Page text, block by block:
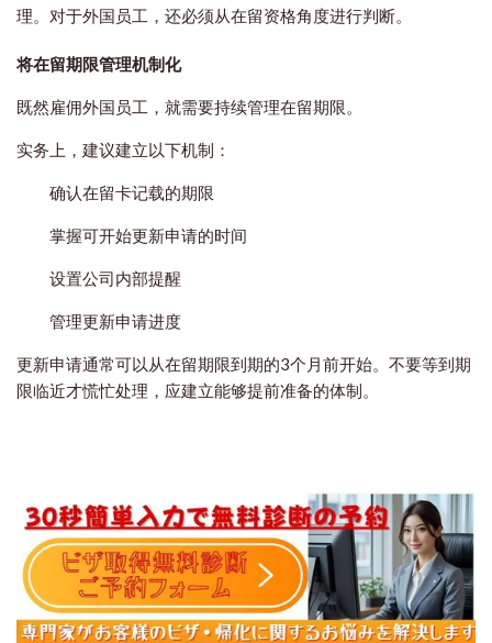
理。对于外国员工，还必须从在留资格角度进行判断。
将在留期限管理机制化
既然雇佣外国员工，就需要持续管理在留期限。
实务上，建议建立以下机制：
确认在留卡记载的期限
掌握可开始更新申请的时间
设置公司内部提醒
管理更新申请进度
更新申请通常可以从在留期限到期的3个月前开始。不要等到期
限临近才慌忙处理，应建立能够提前准备的体制。